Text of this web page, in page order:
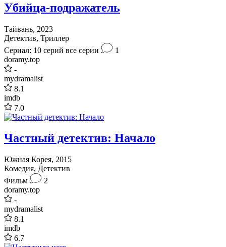
Убийца-подражатель
Тайвань, 2023
Детектив, Триллер
Сериал: 10 серий все серии
1
doramy.top
-
mydramalist
8.1
imdb
7.0
Частный детектив: Начало
Южная Корея, 2015
Комедия, Детектив
Фильм
2
doramy.top
-
mydramalist
8.1
imdb
6.7